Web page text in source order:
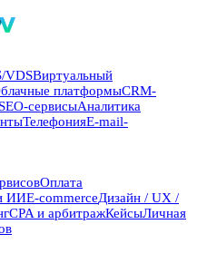
VDSВиртуальный
платформыCRM-
SEO-сервисыАналитика
ТелефонияE-mail-
Оплата
ИИE-commerceДизайн / UX /
CPA и арбитражКейсыЛичная